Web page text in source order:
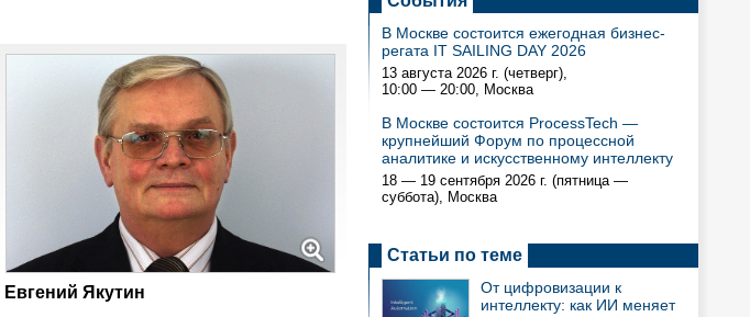
Евгений Якутин
В Москве состоится ежегодная бизнес-
регата IT SAILING DAY 2026
13 августа 2026 г. (четверг),
10:00 — 20:00, Москва
В Москве состоится ProcessTech —
крупнейший Форум по процессной
аналитике и искусственному интеллекту
18 — 19 сентября 2026 г. (пятница —
суббота), Москва
Статьи по теме
От цифровизации к
интеллекту: как ИИ меняет